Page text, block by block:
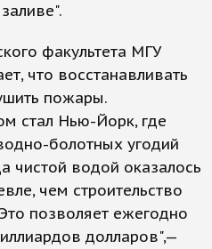
факультета МГУ
что восстанавливать
пожары.
стал Нью-Йорк, где
болотных угодий
чистой водой оказалось
чем строительство
позволяет ежегодно
долларов",—